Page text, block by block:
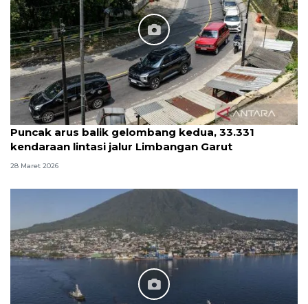
Puncak arus balik gelombang kedua, 33.331
kendaraan lintasi jalur Limbangan Garut
28 Maret 2026